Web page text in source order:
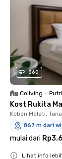
360
Coliving • Putri
Kost Rukita
Kebon Melati,
867 m dari
mulai dari
Lihat info